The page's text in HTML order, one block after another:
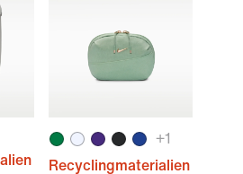
+1
Recyclingmaterialien